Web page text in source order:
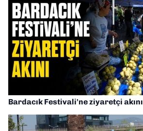
Bardacık Festivali'ne ziyaretçi akını